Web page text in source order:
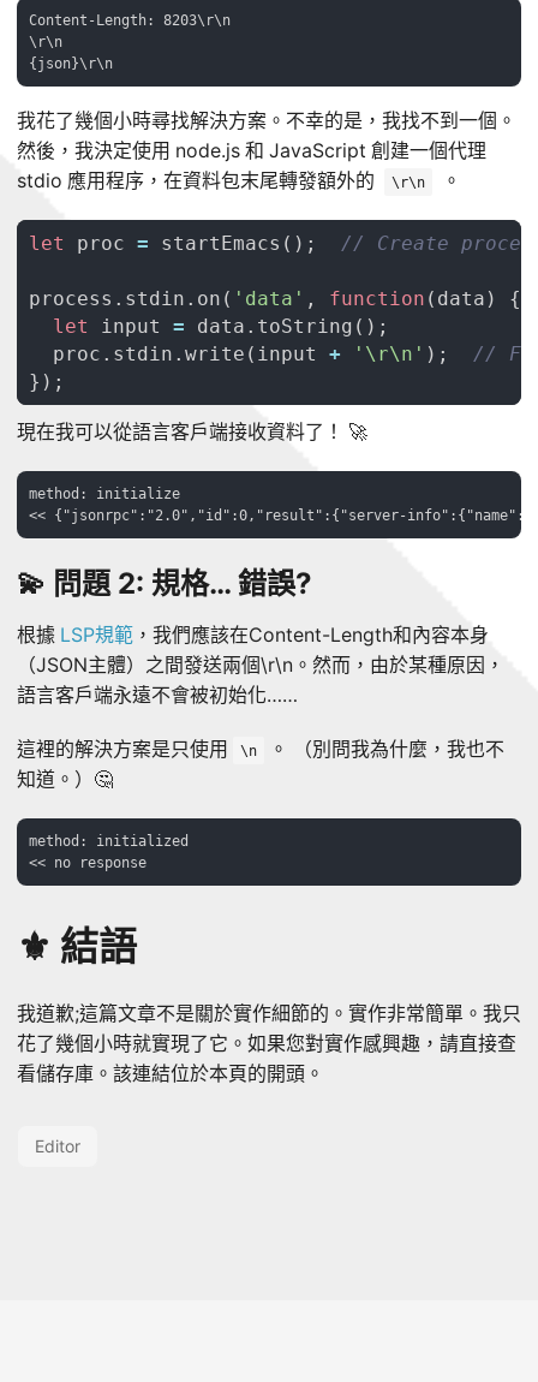
Content-Length: 8203\r\n
\r\n
我花了幾個小時尋找解決方案。不幸的是，我找不到一個。
然後，我決定使用 node.js 和 JavaScript 創建一個代理
stdio 應用程序，在資料包末尾轉發額外的
\r\n 。
let proc = startEmacs ();
process . stdin . on ( 'data' , function ( data )
{
let
input = data . toString ();
proc . stdin . write ( input + '\r\n' );
});
現在我可以從語言客戶端接收資料了！ 🚀
method: initialize
💫 問題 2: 規格… 錯誤?
根據 LSP規範 ，我們應該在Content-Length和內容本身
（JSON主體）之間發送兩個\r\n。然而，由於某種原因，
語言客戶端永遠不會被初始化……
這裡的解決方案是只使用 \n
。 （別問我為什麼，我也不
知道。）🤔
method: initialized
⚜️ 結語
我道歉;這篇文章不是關於實作細節的。實作非常簡單。我只
花了幾個小時就實現了它。如果您對實作感興趣，請直接查
看儲存庫。該連結位於本頁的開頭。
Editor